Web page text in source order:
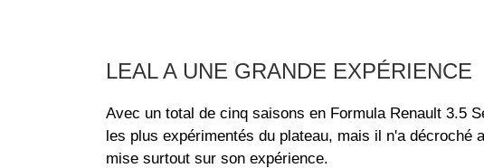
LEAL A UNE GRANDE EXPÉRIENCE
Avec un total de cinq saisons en Formula Renault 3.5
les plus expérimentés du plateau, mais il n'a décroché
mise surtout sur son expérience.